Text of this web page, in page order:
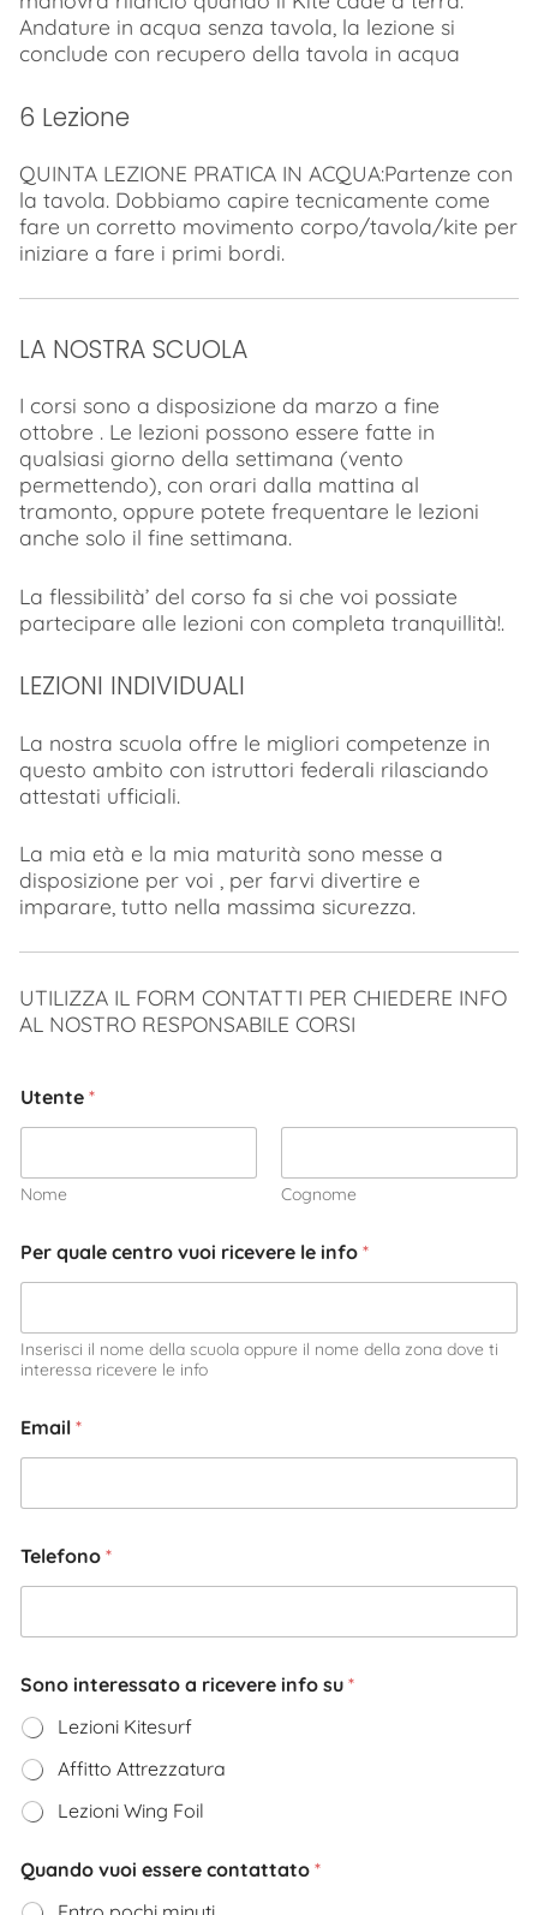
Andature in acqua senza tavola, la lezione si
conclude con recupero della tavola in acqua
6 Lezione
QUINTA LEZIONE PRATICA IN ACQUA:Partenze con
la tavola. Dobbiamo capire tecnicamente come
fare un corretto movimento corpo/tavola/kite per
iniziare a fare i primi bordi.
LA NOSTRA SCUOLA
I corsi sono a disposizione da marzo a fine
ottobre . Le lezioni possono essere fatte in
qualsiasi giorno della settimana (vento
permettendo), con orari dalla mattina al
tramonto, oppure potete frequentare le lezioni
anche solo il fine settimana.
La flessibilità’ del corso fa si che voi possiate
partecipare alle lezioni con completa tranquillità!.
LEZIONI INDIVIDUALI
La nostra scuola offre le migliori competenze in
questo ambito con istruttori federali rilasciando
attestati ufficiali.
La mia età e la mia maturità sono messe a
disposizione per voi , per farvi divertire e
imparare, tutto nella massima sicurezza.
UTILIZZA IL FORM CONTATTI PER CHIEDERE INFO
AL NOSTRO RESPONSABILE CORSI
Utente *
Nome Cognome
Per quale centro vuoi ricevere le info *
Inserisci il nome della scuola oppure il nome della zona dove ti
interessa ricevere le info
Email *
Telefono *
Sono interessato a ricevere info su *
Lezioni Kitesurf
Affitto Attrezzatura
Lezioni Wing Foil
Quando vuoi essere contattato *